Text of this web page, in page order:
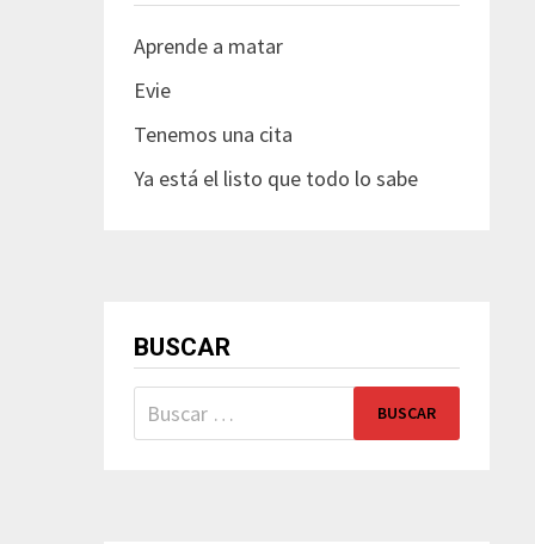
Aprende a matar
Evie
Tenemos una cita
Ya está el listo que todo lo sabe
BUSCAR
Buscar: